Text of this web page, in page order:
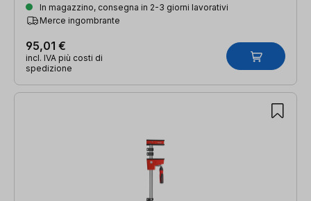
In magazzino, consegna in 2-3 giorni lavorativi
Merce ingombrante
95,01 €
incl. IVA più costi di
spedizione